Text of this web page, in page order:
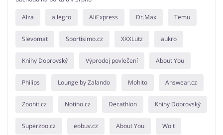
Alza allegro AliExpress Dr.Max Temu
Slevomat Sportisimo.cz XXXLutz aukro
Knihy Dobrovský Výprodej povlečení About You
Philips Lounge by Zalando Mohito Answear.cz
Zoohit.cz Notino.cz Decathlon Knihy Dobrovský
Superzoo.cz eobuv.cz About You Wolt